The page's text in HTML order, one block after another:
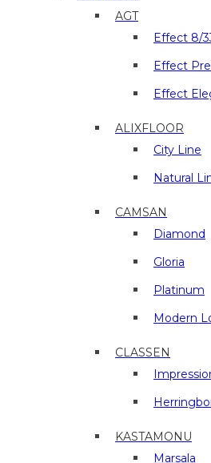
AGT
Effect 8/
Effect
Effect
ALIXFLOOR
City Line
Natural
CAMSAN
Diamond
Gloria
Platinum
Modern
CLASSEN
KASTAMONU
Marsala